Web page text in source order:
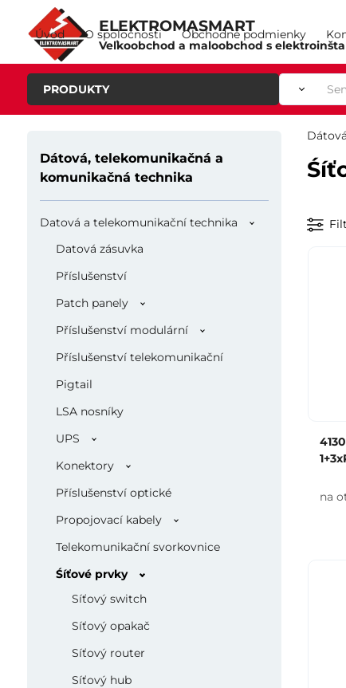
ELEKTROMASMART
Veľkoobchod a maloobchod s
Úvod O spoločnosti Obchodné podmienky
PRODUKTY
Dátová, telekomunikačná a
komunikačná technika
Datová a telekomunikační technika
Datová zásuvka
Příslušenství
Patch panely
Příslušenství modulární
Příslušenství telekomunikační
Pigtail
LSA nosníky
UPS
Konektory
Příslušenství optické
Propojovací kabely
Telekomunikační svorkovnice
Śíťové prvky
Síťový switch
Síťový opakač
Síťový router
Síťový hub
na